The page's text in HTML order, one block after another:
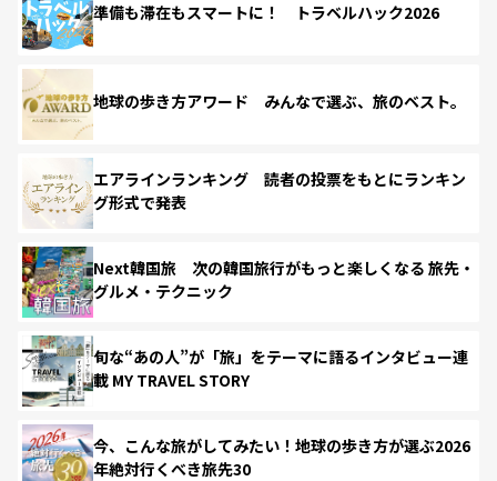
準備も滞在もスマートに！ トラベルハック2026
地球の歩き方アワード みんなで選ぶ、旅のベスト。
エアラインランキング 読者の投票をもとにランキン
グ形式で発表
Next韓国旅 次の韓国旅行がもっと楽しくなる 旅先・
グルメ・テクニック
旬な“あの人”が「旅」をテーマに語るインタビュー連
載 MY TRAVEL STORY
今、こんな旅がしてみたい！地球の歩き方が選ぶ2026
年絶対行くべき旅先30